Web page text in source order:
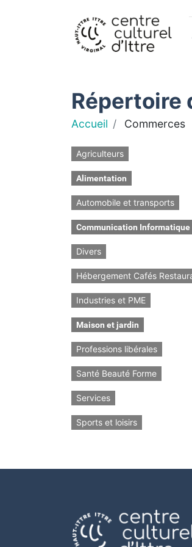
Répertoire
Accueil Commerces
Agriculteurs
Alimentation
Automobile et transports
Communication Informatique
Divers
Hébergement Cafés
Industries et PME
Maison et jardin
Professions libérales
Santé Beauté Forme
Services
Sports et loisirs